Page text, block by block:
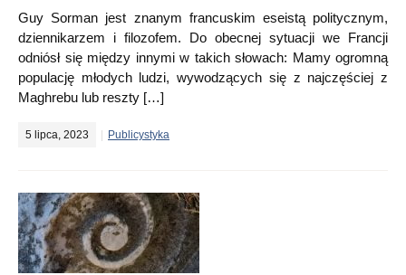
Guy Sorman jest znanym francuskim eseistą politycznym,
dziennikarzem i filozofem. Do obecnej sytuacji we Francji
odniósł się między innymi w takich słowach: Mamy ogromną
populację młodych ludzi, wywodzących się z najczęściej z
Maghrebu lub reszty […]
5 lipca, 2023 Publicystyka